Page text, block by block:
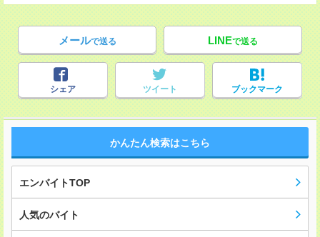
メールで送る LINEで送る
シェア ツイート ブックマーク
かんたん検索はこちら
エンバイトTOP
人気のバイト